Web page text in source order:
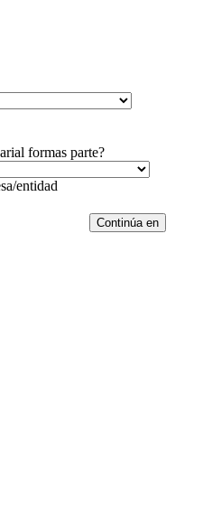
formas parte?
entidad
Continúa en